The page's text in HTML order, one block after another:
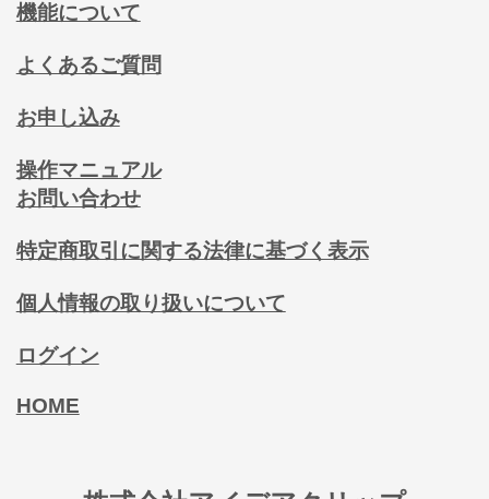
機能について
よくあるご質問
お申し込み
操作マニュアル
お問い合わせ
特定商取引に関する法律に基づく表示
個人情報の取り扱いについて
ログイン
HOME